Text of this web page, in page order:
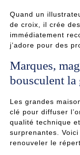
Quand un
de croix, il crée
immédiatement
j’adore pour des
Marques,
bousculent
Les grandes
clé pour diffuser
qualité technique
surprenantes.
renouveler le